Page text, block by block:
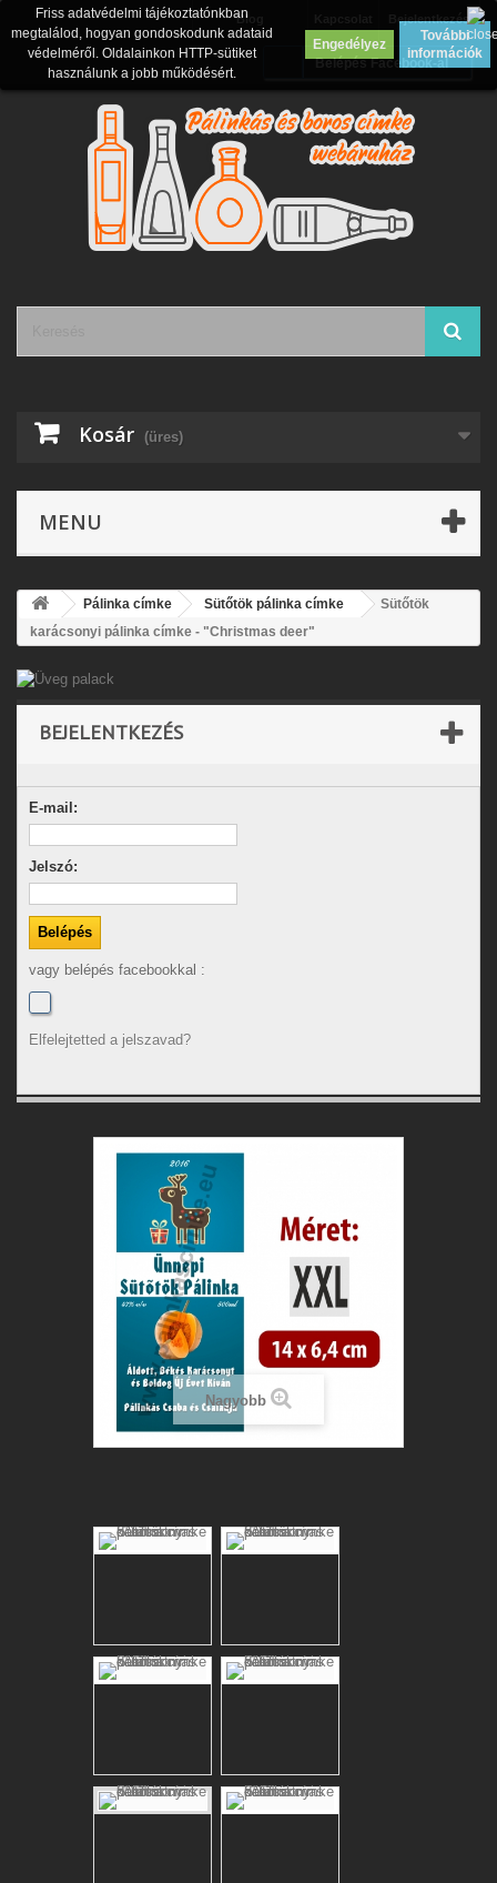
Bejelentkezés
Blog
Belépés Facebook-al
Kosár (üres)
MENU
Friss adatvédelmi tájékoztatónkban
megtalálod, hogyan gondoskodunk adataid
védelméről. Oldalainkon HTTP-sütiket
használunk a jobb működésért.
Engedélyez
További
információk
Pálinka címke Sütőtök pálinka címke
Sütőtök
karácsonyi pálinka címke - "Christmas deer"
BEJELENTKEZÉS
E-mail:
Jelszó:
vagy belépés facebookkal :
Elfelejtetted a jelszavad?
Nagyobb